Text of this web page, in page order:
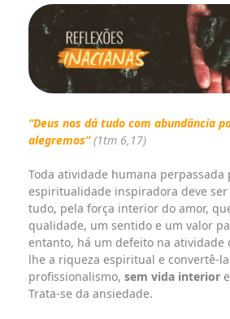
“Deus nos dá tudo com abundância
alegremos” (1tm 6,17)
Toda atividade humana perpassada
espiritualidade inspiradora deve
tudo, pela força interior do amor,
qualidade, um sentido e um valor
entanto, há um defeito na atividade
lhe a riqueza espiritual e convertê-
profissionalismo, sem vida interior
Trata-se da ansiedade.